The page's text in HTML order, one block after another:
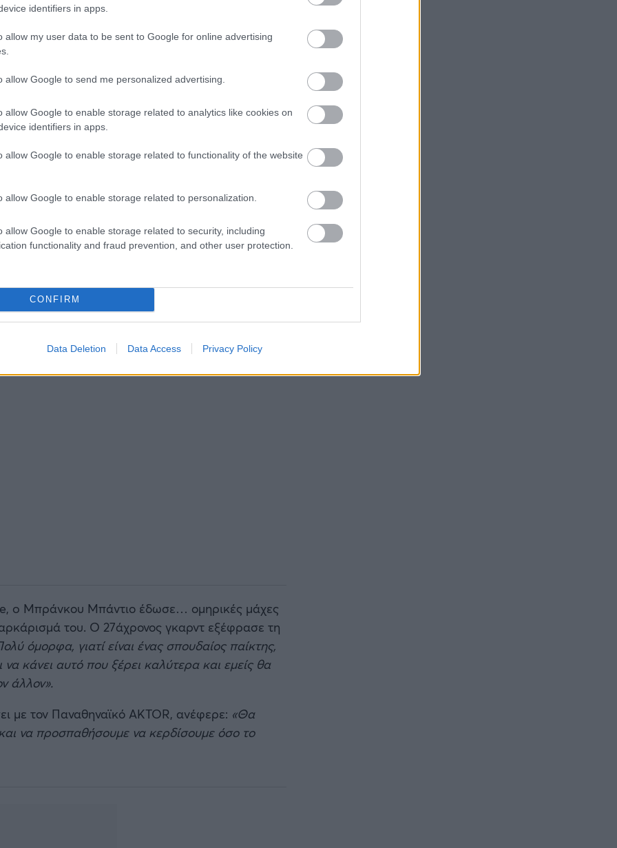
identifiers in apps.
allow my user data to be sent to Google for online advertising
allow Google to send me personalized advertising.
allow Google to enable storage related to analytics like cookies on
identifiers in apps.
allow Google to enable storage related to functionality of the website
allow Google to enable storage related to personalization.
allow Google to enable storage related to security, including
functionality and fraud prevention, and other user protection.
CONFIRM
Data Deletion Data Access Privacy Policy
σαν κι αυτή, στην πράσινη οικογένεια,
για μία ομάδα που διεκδικεί τίτλους,
για όσα θα μου προσφέρει αυτό το νέο
απόφασή του η παρουσία του Ζέλικο
πολύ σημαντικό ρόλο, γιατί είναι ένας
μύθος της EuroLeague, που έχει κατακτήσει
προκειμένου να κάνω το επόμενο βήμα
πρώτος προπονητής. Αυτό με βοήθησε να πάρω
το επόμενο βήμα για να γίνω ακόμα
o Μπράνκου Μπάντιο έδωσε… ομηρικές μάχες
του. Ο 27άχρονος γκαρντ εξέφρασε τη
όμορφα, γιατί είναι ένας σπουδαίος παίκτης,
κάνει αυτό που ξέρει καλύτερα και εμείς θα
άλλον».
με τον Παναθηναϊκό AKTOR, ανέφερε: «Θα
να προσπαθήσουμε να κερδίσουμε όσο το